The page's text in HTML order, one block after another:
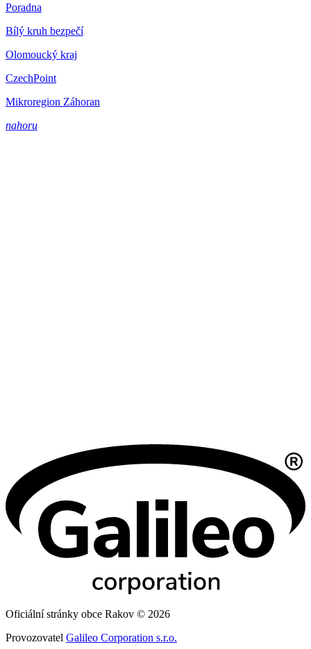
Poradna
Bílý kruh bezpečí
Olomoucký kraj
CzechPoint
Mikroregion Záhoran
nahoru
Oficiální stránky obce Rakov © 2026
Provozovatel Galileo Corporation s.r.o.